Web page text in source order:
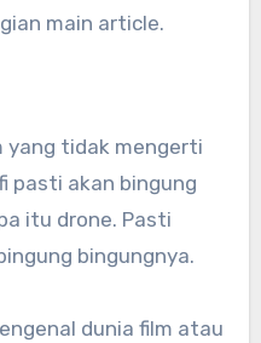
main article.
yang tidak mengerti
pasti akan bingung
itu drone. Pasti
bingungnya.
dunia film atau